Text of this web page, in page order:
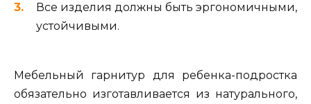
Все изделия должны быть эргономичными,
устойчивыми.
Мебельный гарнитур для ребенка-подростка
обязательно изготавливается из натурального,